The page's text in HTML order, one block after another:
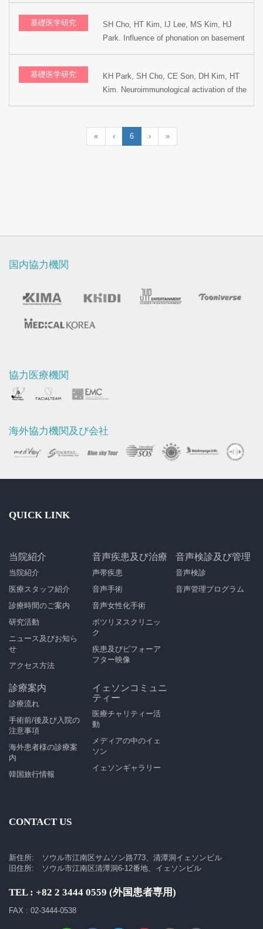
Neck Surgery, 1997, Sydney, Australia.
基礎医学研究
SH Cho, HT Kim, IJ Lee, MS Kim, HJ
Park. Influence of phonation on basement
Otol Rhinol Laryngol 2000;109:658-666.
基礎医学研究
KH Park, SH Cho, CE Son, DH Kim, HT
Kim. Neuroimmunological activation of the
inflammation. Acta Oto-laryngologica,
2005:125;184-190.
« ‹ 6 › »
国内協力機関
協力医療機関
海外協力機関及び会社
QUICK LINK
当院紹介
当院紹介
医療スタッフ紹介
診療時間のご案内
研究活動
ニュース及びお知ら
せ
アクセス方法
音声疾患及び治療
声帯疾患
音声手術
音声女性化手術
ボツリヌスクリニッ
ク
疾患及びビフォーア
フター映像
音声検診及び管理
音声検診
音声管理プログラム
診療案内
診療流れ
手術前/後及び入院の
注意事項
海外患者様の診療案
内
韓国旅行情報
イェソンコミュニ
ティー
医療チャリティー活
動
メディアの中のイェ
ソン
イェソンギャラリー
CONTACT US
新住所: ソウル市江南区サムソン路773、清潭洞イェソンビル
旧住所: ソウル市江南区清潭洞6-12番地、イェソンビル
TEL : +82 2 3444 0559 (外国患者専用)
FAX : 02-3444-0538